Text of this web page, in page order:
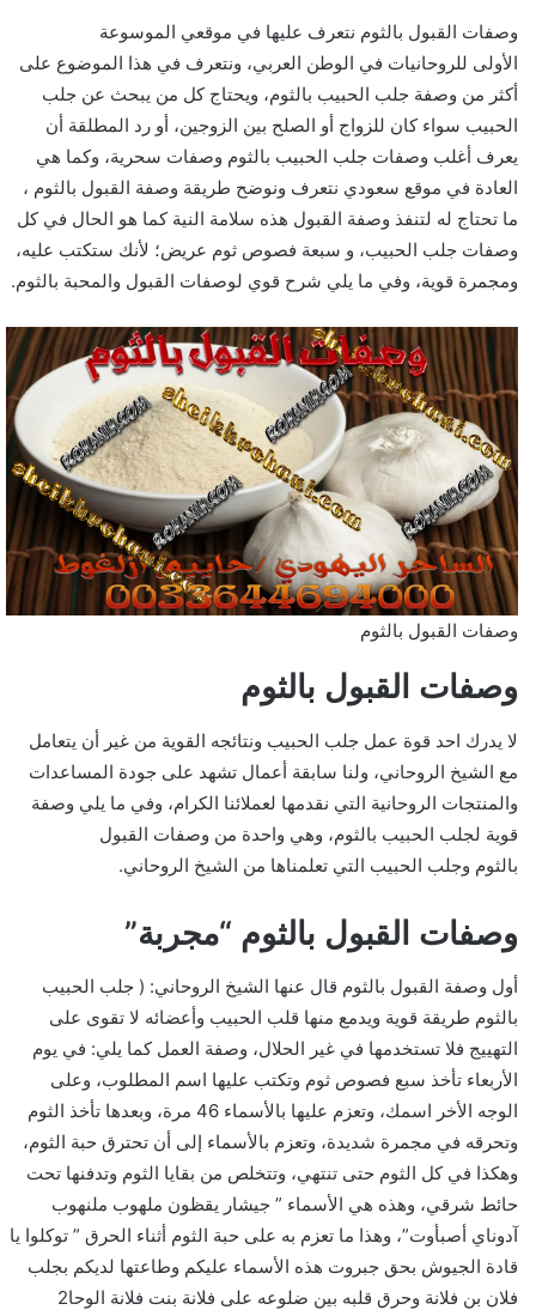
وصفات القبول بالثوم نتعرف عليها في موقعي الموسوعة
الأولى للروحانيات في الوطن العربي، ونتعرف في هذا الموضوع على
أكثر من وصفة جلب الحبيب بالثوم، ويحتاج كل من يبحث عن جلب
الحبيب سواء كان للزواج أو الصلح بين الزوجين، أو رد المطلقة أن
يعرف أغلب وصفات جلب الحبيب بالثوم وصفات سحرية، وكما هي
العادة في موقع سعودي نتعرف ونوضح طريقة وصفة القبول بالثوم ،
ما تحتاج له لتنفذ وصفة القبول هذه سلامة النية كما هو الحال في كل
وصفات جلب الحبيب، و سبعة فصوص ثوم عريض؛ لأنك ستكتب عليه،
ومجمرة قوية، وفي ما يلي شرح قوي لوصفات القبول والمحبة بالثوم.
وصفات القبول بالثوم
وصفات القبول بالثوم
لا يدرك احد قوة عمل جلب الحبيب ونتائجه القوية من غير أن يتعامل
مع الشيخ الروحاني، ولنا سابقة أعمال تشهد على جودة المساعدات
والمنتجات الروحانية التي نقدمها لعملائنا الكرام، وفي ما يلي وصفة
قوية لجلب الحبيب بالثوم، وهي واحدة من وصفات القبول
بالثوم وجلب الحبيب التي تعلمناها من الشيخ الروحاني.
وصفات القبول بالثوم “مجربة”
أول وصفة القبول بالثوم قال عنها الشيخ الروحاني: ( جلب الحبيب
بالثوم طريقة قوية ويدمع منها قلب الحبيب وأعضائه لا تقوى على
التهييج فلا تستخدمها في غير الحلال، وصفة العمل كما يلي: في يوم
الأربعاء تأخذ سبع فصوص ثوم وتكتب عليها اسم المطلوب، وعلى
الوجه الأخر اسمك، وتعزم عليها بالأسماء 46 مرة، وبعدها تأخذ الثوم
وتحرقه في مجمرة شديدة، وتعزم بالأسماء إلى أن تحترق حبة الثوم،
وهكذا في كل الثوم حتى تنتهي، وتتخلص من بقايا الثوم وتدفنها تحت
حائط شرقي، وهذه هي الأسماء ” جيشار يقظون ملهوب ملنهوب
آدوناي أصبأوت”، وهذا ما تعزم به على حبة الثوم أثناء الحرق ” توكلوا يا
قادة الجيوش بحق جبروت هذه الأسماء عليكم وطاعتها لديكم بجلب
فلان بن فلانة وحرق قلبه بين ضلوعه على فلانة بنت فلانة الوحا2